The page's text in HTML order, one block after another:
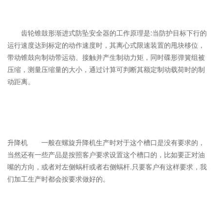
齿轮锥鼓形渐进式防坠安全器的工作原理是:当防护目标下行的
运行速度达到标定的动作速度时，其离心式限速装置的甩块移位，
带动锥鼓向制动带运动、接触并产生制动力矩，同时碟形弹簧组被
压缩，测量压缩量的大小，通过计算可判断其额定制动载荷时的制
动距离。
升降机 一般在螺旋升降机生产时对于这个槽口是没有要求的，
当然还有一些产品是按照客户要求设置这个槽口的，比如要正对油
嘴的方向，或者对左侧蜗杆或者右侧蜗杆.只要客户有这样要求，我
们加工生产时都会按要求做好的。